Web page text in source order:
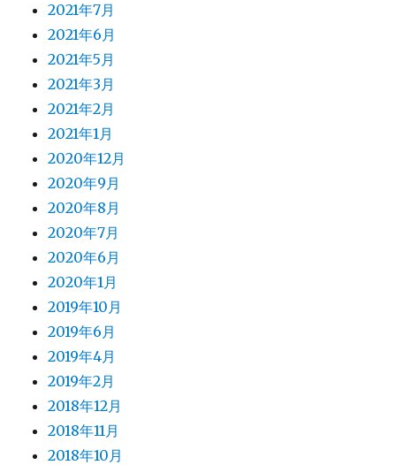
2021年7月
2021年6月
2021年5月
2021年3月
2021年2月
2021年1月
2020年12月
2020年9月
2020年8月
2020年7月
2020年6月
2020年1月
2019年10月
2019年6月
2019年4月
2019年2月
2018年12月
2018年11月
2018年10月